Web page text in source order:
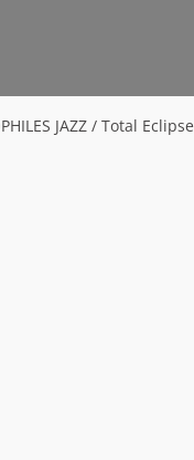
JAZZ / Total Eclipse